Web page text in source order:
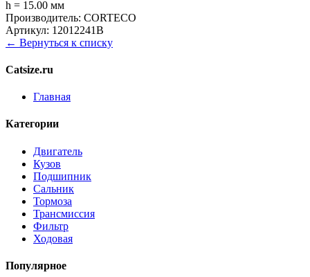
h = 15.00 мм
Производитель: CORTECO
Артикул: 12012241B
← Вернуться к списку
Catsize.ru
Главная
Категории
Двигатель
Кузов
Подшипник
Сальник
Тормоза
Трансмиссия
Фильтр
Ходовая
Популярное